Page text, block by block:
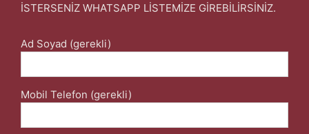
İSTERSENİZ WHATSAPP LİSTEMİZE GİREBİLİRSİNİZ.
Ad Soyad (gerekli)
Mobil Telefon (gerekli)